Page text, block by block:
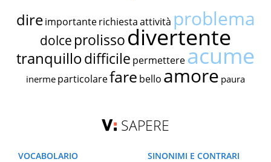
dire importante richiestaattività problema
dolce prolissodivertente
tranquillodifficile permettereacume
inerme particolarefare bello amore paura
SAPERE
VOCABOLARIO
SINONIMI E CONTRARI